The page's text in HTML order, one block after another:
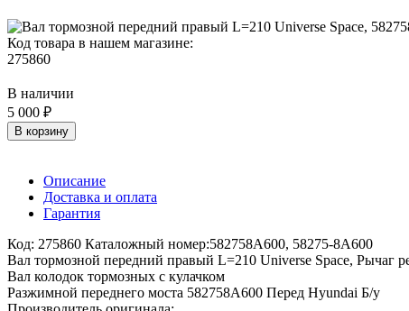
Код товара в нашем магазине:
275860
В наличии
5 000 ₽
В корзину
Описание
Доставка и оплата
Гарантия
Код: 275860 Каталожный номер:582758A600, 58275-8A600
Вал тормозной передний правый L=210 Universe Space, Рычаг
Вал колодок тормозных с кулачком
Разжимной переднего моста 582758A600 Перед Hyundai Б/у